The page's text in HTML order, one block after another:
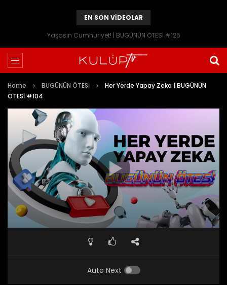
EN SON VIDEOLAR
Yaşasın Cumhuriyet! | BUGÜNÜN ÖTESİ #125
Home BUGÜNÜN ÖTESİ
Her Yerde Yapay Zeka | BUGÜNÜN
ÖTESİ #104
Auto Next